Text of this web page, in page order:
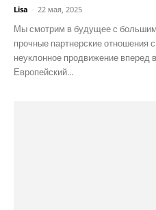
Lisa - 22 мая, 2025
Мы смотрим в будущее с
прочные партнерские отношения
неуклонное продвижение вперед
Европейский...